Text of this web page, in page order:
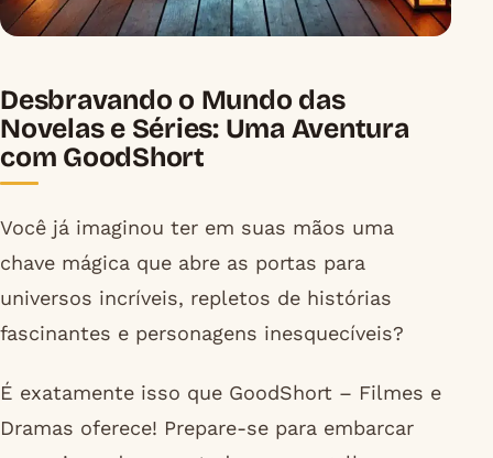
Desbravando o Mundo das
Novelas e Séries: Uma Aventura
com GoodShort
Você já imaginou ter em suas mãos uma
chave mágica que abre as portas para
universos incríveis, repletos de histórias
fascinantes e personagens inesquecíveis?
É exatamente isso que GoodShort – Filmes e
Dramas oferece! Prepare-se para embarcar